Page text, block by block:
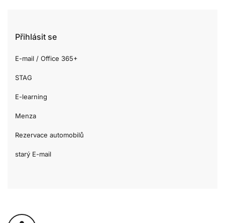
Přihlásit se
E-mail / Office 365+
STAG
E-learning
Menza
Rezervace automobilů
starý E-mail